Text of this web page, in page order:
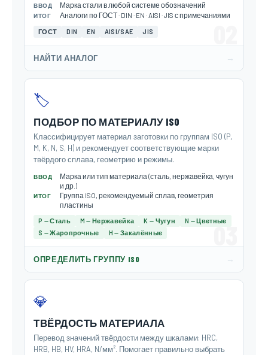
ВВОД Марка стали в любой системе обозначений
ИТОГ Аналоги по ГОСТ · DIN · EN · AISI · JIS с примечаниями
ГОСТ DIN EN AISI/SAE JIS
НАЙТИ АНАЛОГ →
🏷️
ПОДБОР ПО МАТЕРИАЛУ ISO
Классифицирует материал заготовки по группам ISO (P,
M, K, N, S, H) и рекомендует соответствующие марки
твёрдого сплава, геометрию и режимы.
ВВОД
Марка или тип материала (сталь, нержавейка, чугун
и др.)
ИТОГ
Группа ISO, рекомендуемый сплав, геометрия
пластины
P — Сталь M — Нержавейка K — Чугун
N — Цветные
S — Жаропрочные
H — Закалённые
ОПРЕДЕЛИТЬ ГРУППУ ISO →
💎
ТВЁРДОСТЬ МАТЕРИАЛА
Перевод значений твёрдости между шкалами: HRC,
HRB, HB, HV, HRA, N/мм². Помогает правильно выбрать